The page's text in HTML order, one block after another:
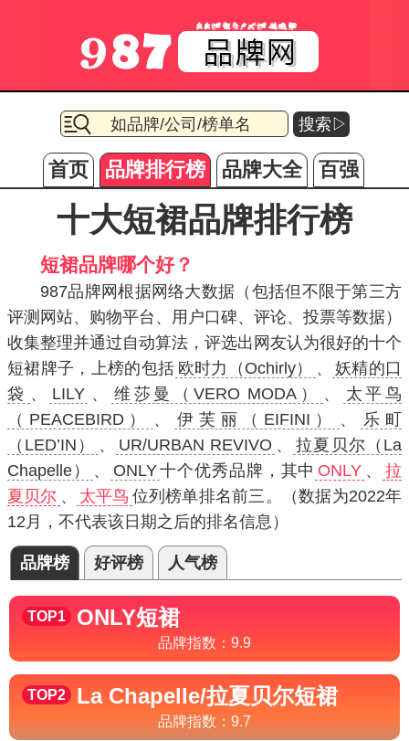
搜索▷
首页 品牌排行榜 品牌大全 百强
十大短裙品牌排行榜
短裙品牌哪个好？
987品牌网根据网络大数据（包括但不限于第三方
评测网站、购物平台、用户口碑、评论、投票等数据）
收集整理并通过自动算法，评选出网友认为很好的十个
短裙牌子，上榜的包括 欧时力（Ochirly） 、
妖精的口
袋 、 LILY 、 维莎曼（VERO MODA） 、
太平鸟
（PEACEBIRD）
、 伊芙丽（EIFINI） 、
乐町
（LED’IN）
、 UR/URBAN REVIVO 、
拉夏贝尔（La
Chapelle）
、 ONLY十个优秀品牌，其中 ONLY 、
拉
夏贝尔 、 太平鸟 位列榜单排名前三。（数据为2022年
12月，不代表该日期之后的排名信息）
品牌榜 好评榜 人气榜
TOP1 ONLY短裙
品牌指数： 9.9
TOP2 La Chapelle/拉夏贝尔短裙
品牌指数： 9.7